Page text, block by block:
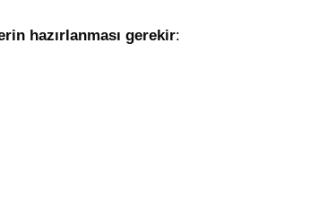
hazırlanması gerekir: